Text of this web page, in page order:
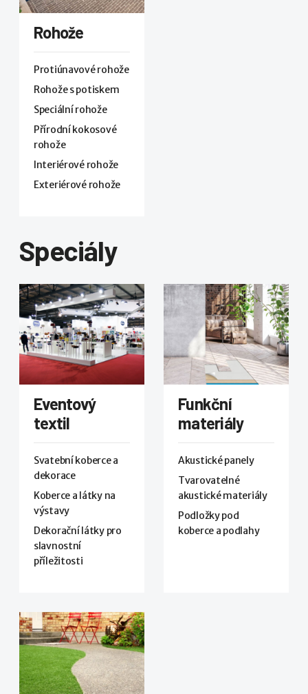
Rohože
Protiúnavové rohože
Rohože s potiskem
Speciální rohože
Přírodní kokosové
rohože
Interiérové rohože
Exteriérové rohože
Speciály
Eventový
textil
Svatební koberce a
dekorace
Koberce a látky na
výstavy
Dekorační látky pro
slavnostní
příležitosti
Funkční
materiály
Akustické panely
Tvarovatelné
akustické materiály
Podložky pod
koberce a podlahy